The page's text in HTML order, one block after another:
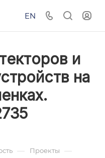
EN
и
на
— Проекты —